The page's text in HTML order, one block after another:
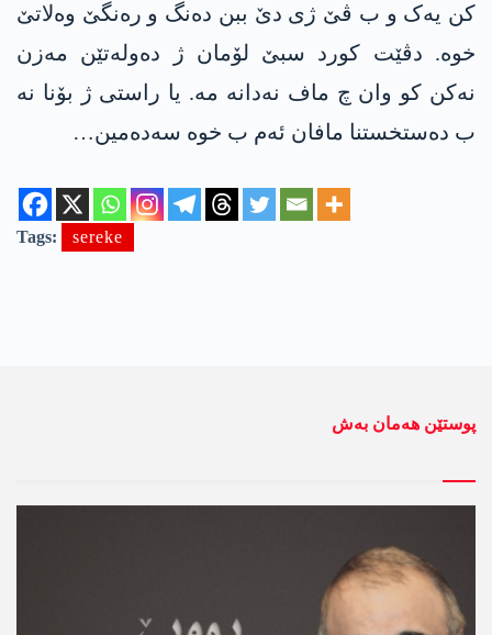
کن یەک و ب ڤێ ژی دێ ببن دەنگ و رەنگێ وەلاتێ
خوە. دڤێت کورد سبێ لۆمان ژ دەولەتێن مەزن
نەکن کو وان چ ماف نەدانە مە. یا راستی ژ بۆنا نە
ب دەستخستنا مافان ئەم ب خوە سەدەمین…
Tags: sereke
پوستێن ھەمان بەش